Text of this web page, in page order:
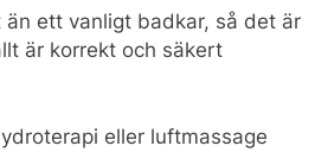
ett vanligt badkar, så det är
är korrekt och säkert
eller luftmassage